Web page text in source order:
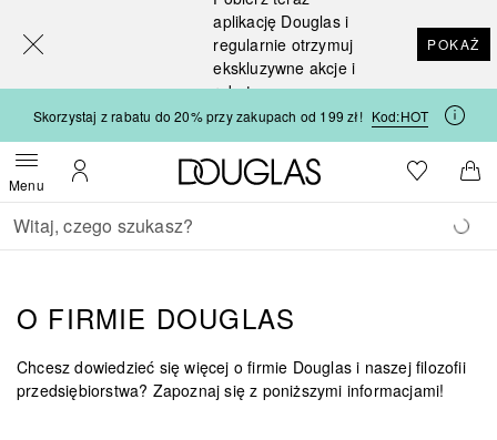
aplikację Douglas i
regularnie otrzymuj
ekskluzywne akcje i
rabaty
POKAŻ
Skorzystaj z rabatu do 20% przy zakupach od 199 zł! Kod:HOT
MenuOtwórz menuMoje konto
Strona główna Douglas
Do listyDo
Wracać
Wykonaj wyszukiwanie
O FIRMIE DOUGLAS
Chcesz dowiedzieć się więcej o firmie Douglas i naszej filozofii
przedsiębiorstwa? Zapoznaj się z poniższymi informacjami!
[navigation.slideout.screenreader]